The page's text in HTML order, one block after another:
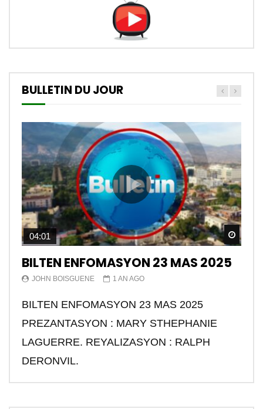
BULLETIN DU JOUR
04:01
BILTEN ENFOMASYON 23 MAS 2025
JOHN BOISGUENE 1 AN AGO
BILTEN ENFOMASYON 23 MAS 2025
PREZANTASYON : MARY STHEPHANIE
LAGUERRE. REYALIZASYON : RALPH
DERONVIL.